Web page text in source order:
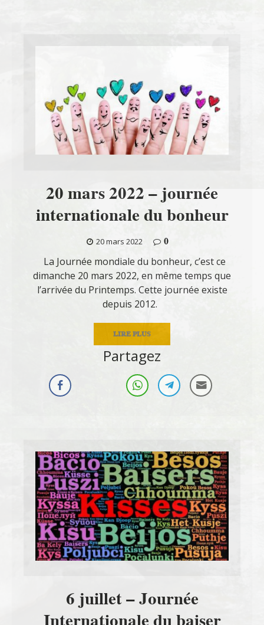
20 mars 2022 – journée
internationale du bonheur
20 mars 2022
0
La Journée mondiale du bonheur, c’est ce
dimanche 20 mars 2022, en même temps que
l’arrivée du Printemps. Cette journée existe
depuis 2012.
LIRE PLUS
Partagez
6 juillet – Journée
Internationale du baiser